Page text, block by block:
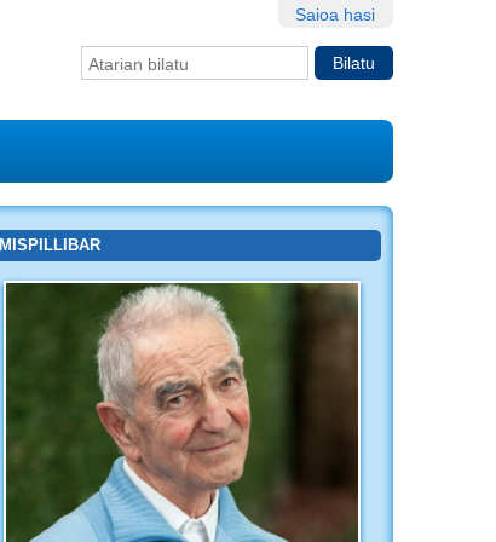
Saioa hasi
Bilatu atarian
MISPILLIBAR